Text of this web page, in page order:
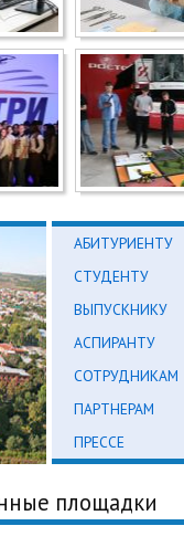
АБИТУРИЕНТУ
СТУДЕНТУ
ВЫПУСКНИКУ
АСПИРАНТУ
СОТРУДНИКАМ
ПАРТНЕРАМ
ПРЕССЕ
площадки